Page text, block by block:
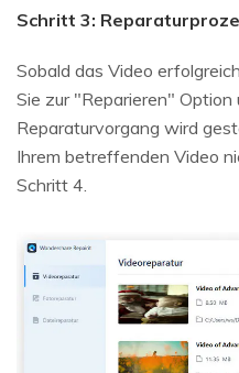
Schritt 3:
Sobald das Video
Sie zur "Reparieren" Option
Reparaturvorgang wird
Ihrem betreffenden Video
Schritt 4.